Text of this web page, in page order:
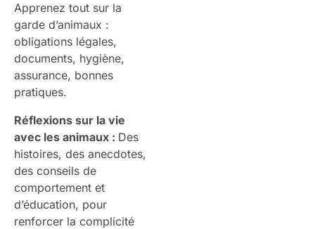
Apprenez tout sur la
garde d’animaux :
obligations légales,
documents, hygiène,
assurance, bonnes
pratiques.
Réflexions sur la vie
avec les animaux : Des
histoires, des anecdotes,
des conseils de
comportement et
d’éducation, pour
renforcer la complicité